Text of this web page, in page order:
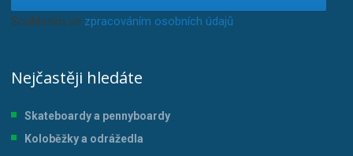
Souhlasím se zpracováním osobních údajů.
Nejčastěji hledáte
Skateboardy a pennyboardy
Koloběžky a odrážedla